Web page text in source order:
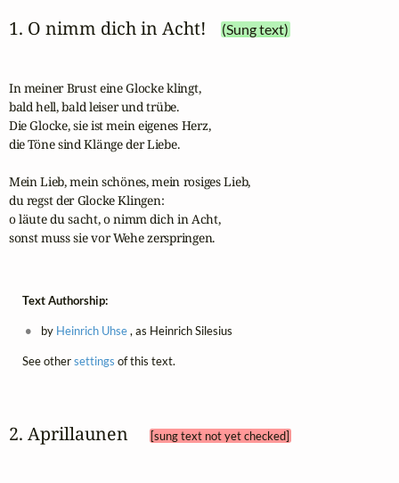
1. O nimm dich in Acht! (Sung text)
In meiner Brust eine Glocke klingt,
bald hell, bald leiser und trübe.
Die Glocke, sie ist mein eigenes Herz,
die Töne sind Klänge der Liebe.
Mein Lieb, mein schönes, mein rosiges Lieb,
du regst der Glocke Klingen:
o läute du sacht, o nimm dich in Acht,
sonst muss sie vor Wehe zerspringen.
Text Authorship:
by Heinrich Uhse, as Heinrich Silesius
See othersettings of this text.
2. Aprillaunen [sung text not yet checked]